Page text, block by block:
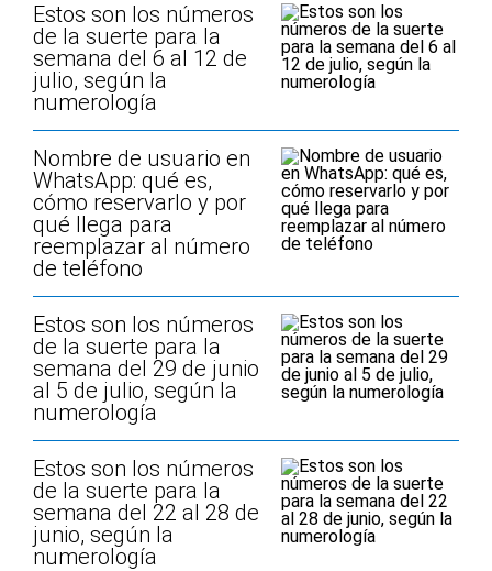
Estos son los números
de la suerte para la
semana del 6 al 12 de
julio, según la
numerología
Nombre de usuario en
WhatsApp: qué es,
cómo reservarlo y por
qué llega para
reemplazar al número
de teléfono
Estos son los números
de la suerte para la
semana del 29 de junio
al 5 de julio, según la
numerología
Estos son los números
de la suerte para la
semana del 22 al 28 de
junio, según la
numerología